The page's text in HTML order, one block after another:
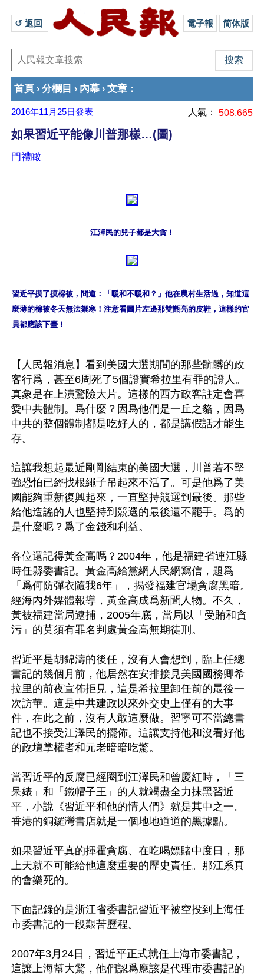
↺ 返回 電子報 简体版
首頁 › 分欄目 › 內幕 › 文章 ：
2016年11月25日發表 人氣： 508,665
如果習近平能像川普那樣…(圖)
門禮瞰
江澤民的兒子都是大貪！
習近平摸了摸棉被，問道：「暖和不暖和？」他在農村生活過，知道這
麼薄的棉被冬天無法禦寒！注意看圖片左邊那雙甑亮的皮鞋，這樣的官
員都應該下臺！
【人民報消息】看到美國大選期間的那些骯髒的政
客行爲，甚至6周死了5個證實希拉里有罪的證人。
真象是在上演驚險大片。這樣的西方政客註定會喜
愛中共體制。爲什麼？因爲他們是一丘之貉，因爲
中共的整個體制都是吃好人的，都是講假話才能生
存。
這讓我想起最近剛剛結束的美國大選，川普若不堅
強恐怕已經找根繩子吊起來不活了。可是他爲了美
國能夠重新復興起來，一直堅持競選到最後。那些
給他造謠的人也堅持到競選的最後還不罷手。爲的
是什麼呢？爲了金錢和利益。
各位還記得黃金高嗎？2004年，他是福建省連江縣
時任縣委書記。黃金高給黨網人民網寫信，題爲
「爲何防彈衣隨我6年」，揭發福建官場貪腐黑暗。
經海內外媒體報導，黃金高成爲新聞人物。不久，
黃被福建當局逮捕，2005年底，當局以「受賄和貪
污」的莫須有罪名判處黃金高無期徒刑。
習近平是胡錦濤的後任，沒有人會想到，臨上任總
書記的幾個月前，他居然在安排接見美國國務卿希
拉里的前夜宣佈拒見，這是希拉里卸任前的最後一
次訪華。這是中共建政以來外交史上僅有的大事
件，在此之前，沒有人敢這麼做。習寧可不當總書
記也不接受江澤民的擺佈。這讓支持他和沒看好他
的政壇掌權者和元老暗暗吃驚。
當習近平的反腐已經圈到江澤民和曾慶紅時，「三
呆婊」和「鐵帽子王」的人就竭盡全力抹黑習近
平，小說《習近平和他的情人們》就是其中之一。
香港的銅鑼灣書店就是一個地地道道的黑據點。
如果習近平真的揮霍貪腐、在吃喝嫖賭中度日，那
上天就不可能給他這麼重要的歷史責任。那江系真
的會樂死的。
下面記錄的是浙江省委書記習近平被空投到上海任
市委書記的一段艱苦歷程。
2007年3月24日，習近平正式就任上海市委書記，
這讓上海幫大驚，他們認爲應該是代理市委書記的